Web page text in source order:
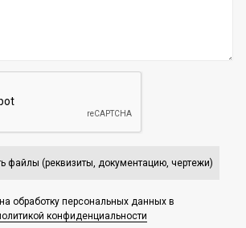
файлы (реквизиты, документацию, чертежи)
обработку персональных данных в
конфиденциальности